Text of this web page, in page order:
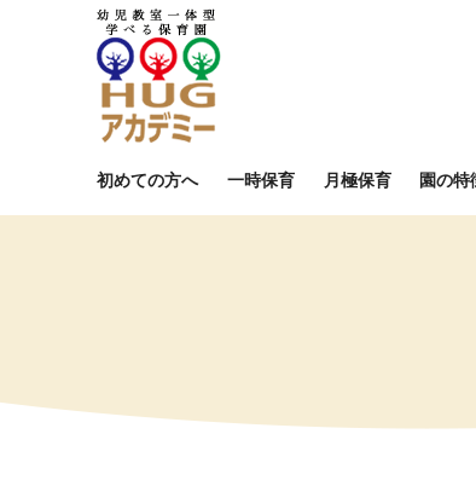
初めての方へ 一時保育 月極保育 園の特